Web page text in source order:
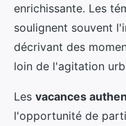
enrichissante. Les
soulignent souvent
décrivant des
loin de l'agitation
Les vacances
l'opportunité de